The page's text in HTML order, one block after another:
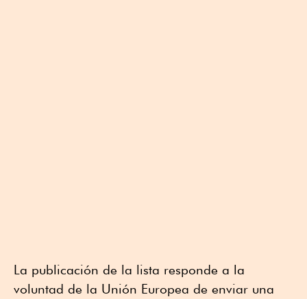
La publicación de la lista responde a la
voluntad de la Unión Europea de enviar una